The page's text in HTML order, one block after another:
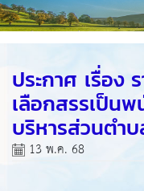
ประกาศ เรื่อง
เลือกสรรเป็น
บริหารส่วนตำบ
13 พ.ค. 68